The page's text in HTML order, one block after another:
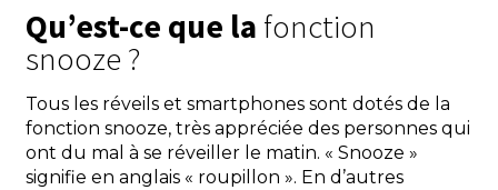
Qu’est-ce que la fonction
snooze ?
Tous les réveils et smartphones sont dotés de la
fonction snooze, très appréciée des personnes qui
ont du mal à se réveiller le matin. « Snooze »
signifie en anglais « roupillon ». En d’autres